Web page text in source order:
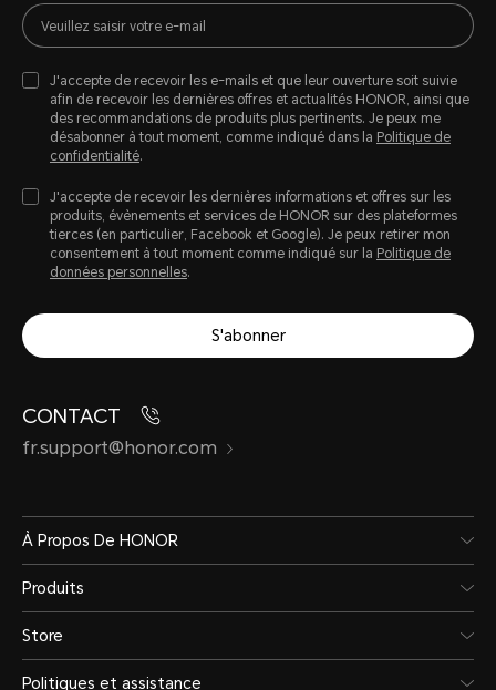
J'accepte de recevoir les e-mails et que leur ouverture soit suivie
afin de recevoir les dernières offres et actualités HONOR, ainsi que
des recommandations de produits plus pertinents. Je peux me
désabonner à tout moment, comme indiqué dans la Politique de
confidentialité.
J'accepte de recevoir les dernières informations et offres sur les
produits, évènements et services de HONOR sur des plateformes
tierces (en particulier, Facebook et Google). Je peux retirer mon
consentement à tout moment comme indiqué sur la Politique de
données personnelles.
S'abonner
CONTACT
fr.support@honor.com
À Propos De HONOR
Produits
Store
Politiques et assistance